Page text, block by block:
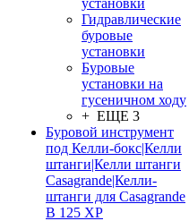
установки
Гидравлические
буровые
установки
Буровые
установки на
гусеничном ходу
+ ЕЩЕ 3
Буровой инструмент
под Келли-бокс|Келли
штанги|Келли штанги
Casagrande|Келли-
штанги для Casagrande
B 125 XP